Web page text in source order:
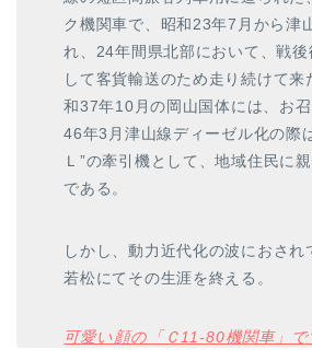
ク機関車で、昭和23年7月から津
れ、24年間県北部において、戦後
して客貨輸送のため走り続けて来
和37年10月の岡山国体には、お
46年3月津山線ディーゼル化の際
Ｌ”の牽引機として、地域住民に
である。
しかし、動力近代化の波におされ
若松にてその生涯を終える。
可愛い顔の「Ｃ11-80機関車」